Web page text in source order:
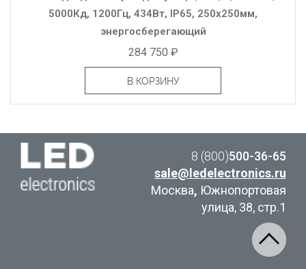
5000Кд, 1200Гц, 434Вт, IP65, 250x250мм,
энергосберегающий
284 750 ₽
В КОРЗИНУ
8 (800)500-36-65
sale@ledelectronics.ru
Москва, Южнопортовая
улица, 38, стр.1